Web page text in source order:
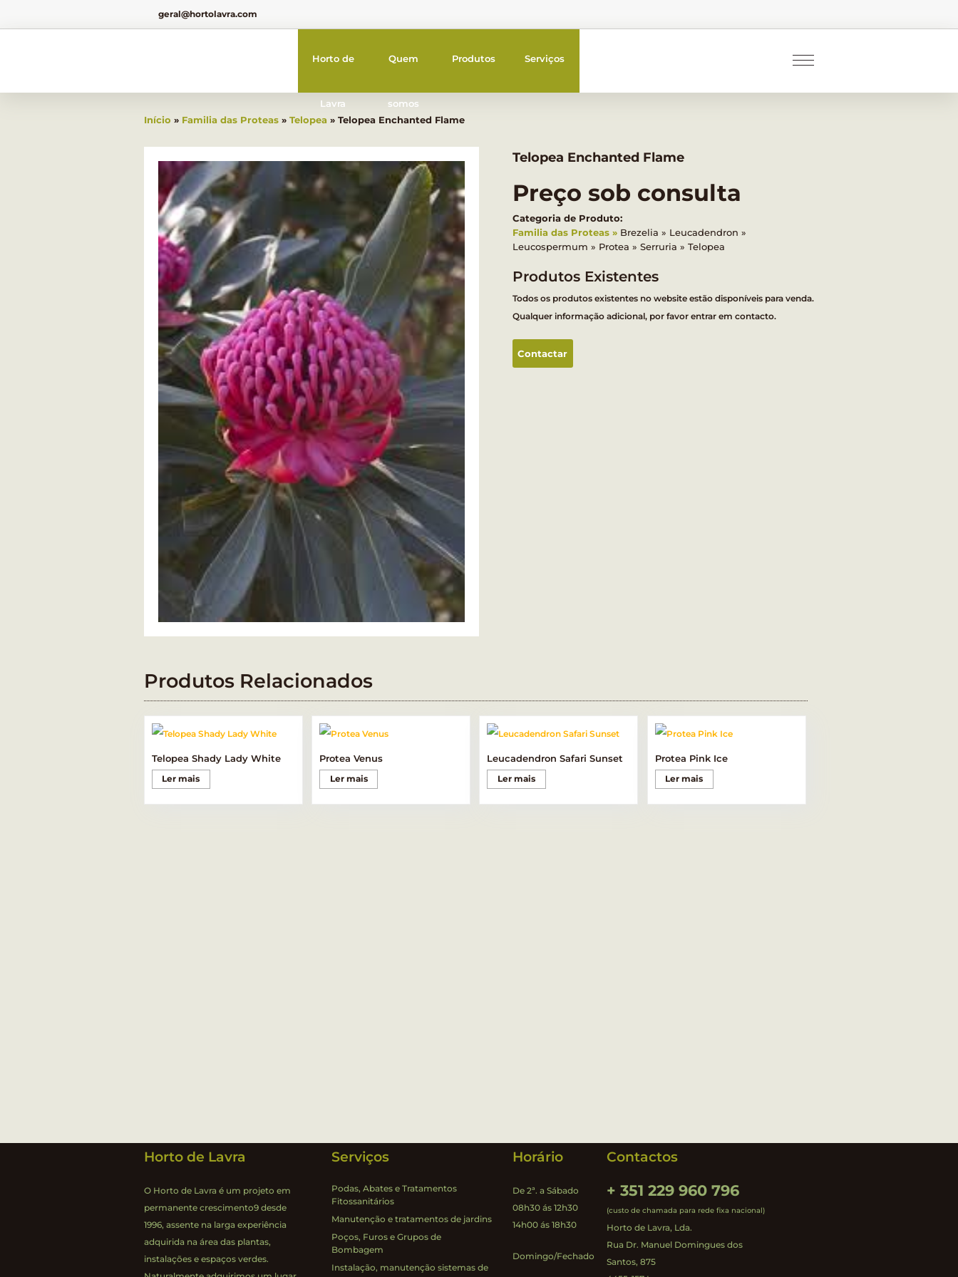
geral@hortolavra.com
Horto de
Lavra
Quem
somos
Produtos Serviços
Início » Familia das Proteas» Telopea » Telopea Enchanted Flame
Telopea Enchanted Flame
Preço sob consulta
Categoria de Produto:
Familia das Proteas
Brezelia
Leucadendron
Leucospermum
Protea Serruria Telopea
Produtos Existentes
Todos os produtos existentes no website estão disponíveis para venda.
Qualquer informação adicional, por favor entrar em contacto.
Contactar
Produtos Relacionados
Telopea Shady Lady White
Ler mais
Protea Venus
Ler mais
Leucadendron Safari Sunset
Ler mais
Protea Pink Ice
Ler mais
Horto de Lavra
O Horto de Lavra é um projeto em
permanente crescimento9 desde
1996, assente na larga experiência
adquirida na área das plantas,
instalações e espaços verdes.
Serviços
Podas, Abates e Tratamentos
Fitossanitários
Manutenção e tratamentos de jardins
Poços, Furos e Grupos de
Bombagem
Instalação, manutenção sistemas de
Horário
De 2ª. a Sábado
08h30 ás 12h30
14h00 ás 18h30
Domingo/Fechado
Contactos
+ 351 229 960 796
(custo de chamada para rede fixa nacional)
Horto de Lavra, Lda.
Rua Dr. Manuel Domingues dos
Santos, 875